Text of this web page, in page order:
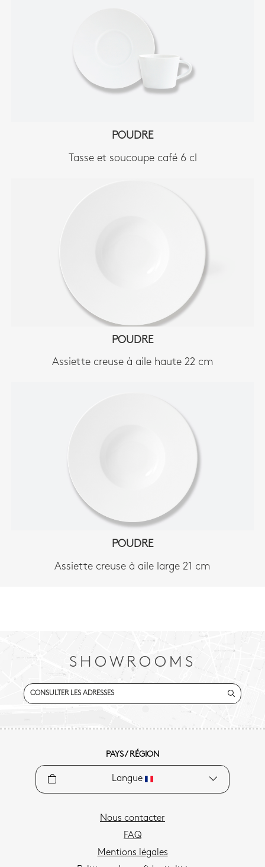
POUDRE
Tasse et soucoupe café 6 cl
POUDRE
Assiette creuse à aile haute 22 cm
POUDRE
Assiette creuse à aile large 21 cm
SHOWROOMS
CONSULTER LES ADRESSES
PAYS / RÉGION
Langue
Nous contacter
FAQ
Mentions légales